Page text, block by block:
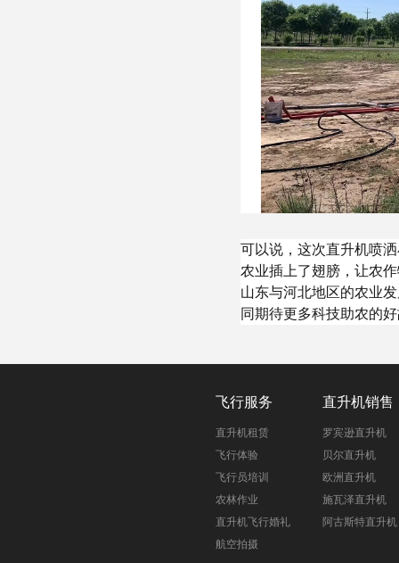
可以说，这次直升机喷
农业插上了翅膀，让农
山东与河北地区的农业
同期待更多科技助农的
飞行服务
直升机租赁
飞行体验
飞行员培训
农林作业
直升机飞行婚礼
航空拍摄
直升机销售
罗宾逊直升机
贝尔直升机
欧洲直升机
施瓦泽直升机
阿古斯特直升机